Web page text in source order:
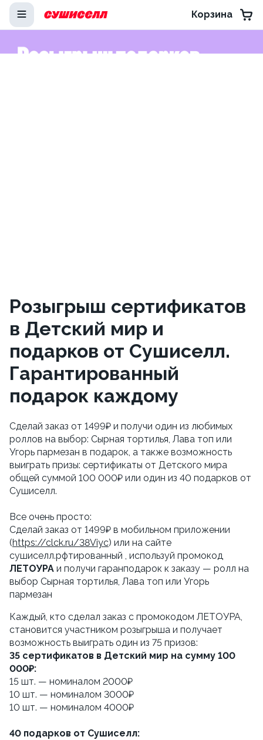
Корзина
Розыгрыш сертификатов
в Детский мир и
подарков от Сушиселл.
Гарантированный
подарок каждому
Сделай заказ от 1499₽ и получи один из любимых
роллов на выбор: Сырная тортилья, Лава топ или
Угорь пармезан в подарок, а также возможность
выиграть призы: сертификаты от Детского мира
общей суммой 100 000₽ или один из 40 подарков от
Сушиселл.
Все очень просто:
Сделай заказ от 1499₽ в мобильном приложении
(https://clck.ru/38Viyc) или на сайте
ЛЕТОУРА и получи гаранподарок к заказу — ролл на
выбор Сырная тортилья, Лава топ или Угорь
пармезан
Каждый, кто сделал заказ с промокодом ЛЕТОУРА,
становится участником розыгрыша и получает
возможность выиграть один из 75 призов:
35 сертификатов в Детский мир на сумму 100
000₽:
15 шт. — номиналом 2000₽
10 шт. — номиналом 3000₽
10 шт. — номиналом 4000₽
40 подарков от Сушиселл: